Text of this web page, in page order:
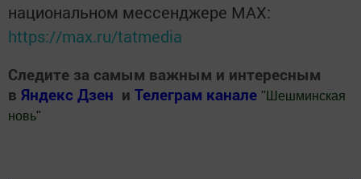
национальном мессенджере MАХ:
https://max.ru/tatmedia
Следите за самым важным и интересным
в Яндекс Дзен и Телеграм канале " Шешминская
новь"